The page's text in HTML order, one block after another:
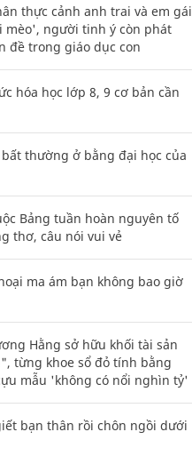
thực cảnh anh trai và em gái
mèo', người tinh ý còn phát
đề trong giáo dục con
hóa học lớp 8, 9 cơ bản cần
thường ở bằng đại học của
Bảng tuần hoàn nguyên tố
thơ, câu nói vui vẻ
ma ám bạn không bao giờ
Hằng sở hữu khối tài sản
từng khoe sổ đỏ tính bằng
mẫu 'không có nổi nghìn tỷ'
bạn thân rồi chôn ngồi dưới